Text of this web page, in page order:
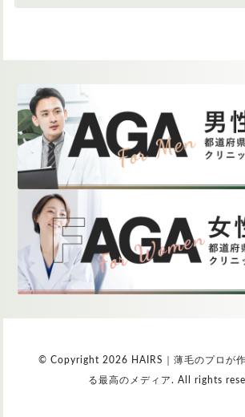
© Copyright 2026 HAIRS｜薄毛のプロが
る最高のメディア. All rights